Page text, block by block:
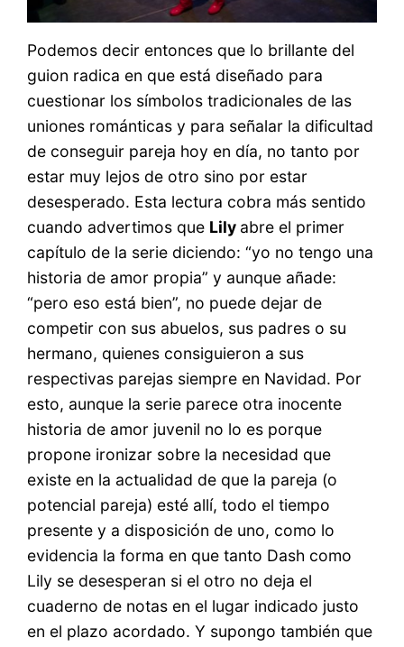
Podemos decir entonces que lo brillante del
guion radica en que está diseñado para
cuestionar los símbolos tradicionales de las
uniones románticas y para señalar la dificultad
de conseguir pareja hoy en día, no tanto por
estar muy lejos de otro sino por estar
desesperado. Esta lectura cobra más sentido
cuando advertimos que Lily abre el primer
capítulo de la serie diciendo: “yo no tengo una
historia de amor propia” y aunque añade:
“pero eso está bien”, no puede dejar de
competir con sus abuelos, sus padres o su
hermano, quienes consiguieron a sus
respectivas parejas siempre en Navidad. Por
esto, aunque la serie parece otra inocente
historia de amor juvenil no lo es porque
propone ironizar sobre la necesidad que
existe en la actualidad de que la pareja (o
potencial pareja) esté allí, todo el tiempo
presente y a disposición de uno, como lo
evidencia la forma en que tanto Dash como
Lily se desesperan si el otro no deja el
cuaderno de notas en el lugar indicado justo
en el plazo acordado. Y supongo también que